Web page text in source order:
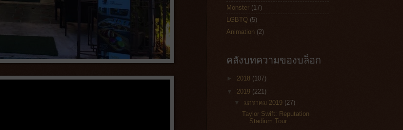
Monster (17)
LGBTQ (5)
Animation (2)
คลังบทความของบล็อก
► 2018 (107)
▼ 2019 (221)
▼ มกราคม 2019 (27)
Taylor Swift: Reputation
Stadium Tour